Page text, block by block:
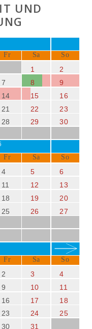
UND
Fr Sa So
1
2
7 8
9
14 15
16
21 22
23
28 29
30
Fr Sa So
4 5
6
11 12
13
18 19
20
25 26
27
Fr Sa So
2 3
4
9 10
11
16 17
18
23 24
25
30 31